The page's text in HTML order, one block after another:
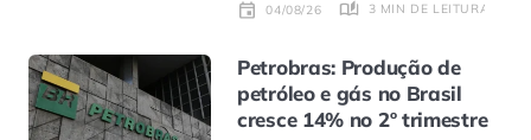
04/08/26 3 MIN DE LEITURA
Petrobras: Produção de
petróleo e gás no Brasil
cresce 14% no 2º trimestre